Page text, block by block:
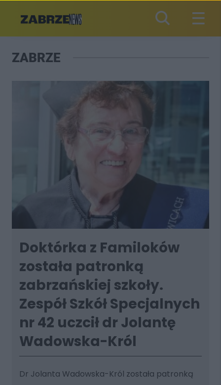
ZABRZE
Doktórka z Familoków
została patronką
zabrzańskiej szkoły.
Zespół Szkół Specjalnych
nr 42 uczcił dr Jolantę
Wadowska-Król
Dr Jolanta Wadowska-Król została patronką